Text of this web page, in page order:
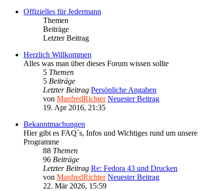
Offizielles für Jedermann
Themen
Beiträge
Letzter Beitrag
Herzlich Willkommen
Alles was man über dieses Forum wissen sollte
5 Themen
5 Beiträge
Letzter Beitrag Persönliche Angaben
von ManfredRichter Neuester Beitrag
19. Apr 2016, 21:35
Bekanntmachungen
Hier gibt es FAQ´s, Infos und Wichtiges rund um unsere
Programme
88 Themen
96 Beiträge
Letzter Beitrag Re: Fedora 43 und Drucken
von ManfredRichter Neuester Beitrag
22. Mär 2026, 15:59